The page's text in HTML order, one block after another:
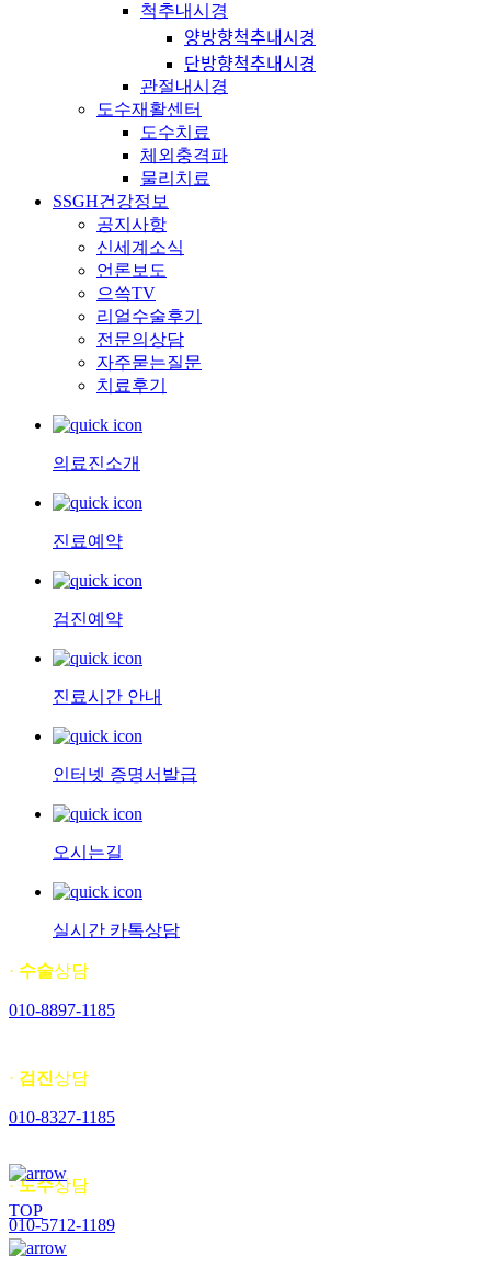
척추내시경
양방향척추내시경
단방향척추내시경
관절내시경
도수재활센터
도수치료
체외충격파
물리치료
SSGH건강정보
공지사항
신세계소식
언론보도
으쓱TV
리얼수술후기
전문의상담
자주묻는질문
치료후기
의료진소개
진료예약
검진예약
진료시간 안내
인터넷 증명서발급
오시는길
실시간 카톡상담
· 수술상담
010-8897-1185
· 검진상담
010-8327-1185
·도수상담
010-5712-1189
TOP